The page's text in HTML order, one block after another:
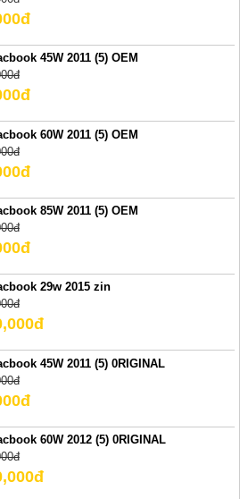
45W 2011 (5) OEM
60W 2011 (5) OEM
85W 2011 (5) OEM
29w 2015 zin
45W 2011 (5) 0RIGINAL
60W 2012 (5) 0RIGINAL